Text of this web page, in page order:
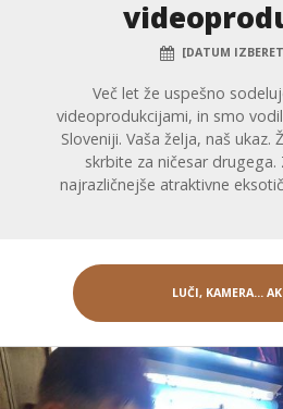
LUČI, KAMERA...
[DATUM
Več let že uspešno
videoprodukcijami, in smo
Sloveniji. Vaša želja, naš ukaz.
skrbite za ničesar
najrazličnejše atraktivne